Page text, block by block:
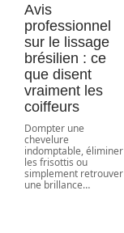
Avis
professionnel
sur le lissage
brésilien : ce
que disent
vraiment les
coiffeurs
Dompter une
chevelure
indomptable, éliminer
les frisottis ou
simplement retrouver
une brillance…